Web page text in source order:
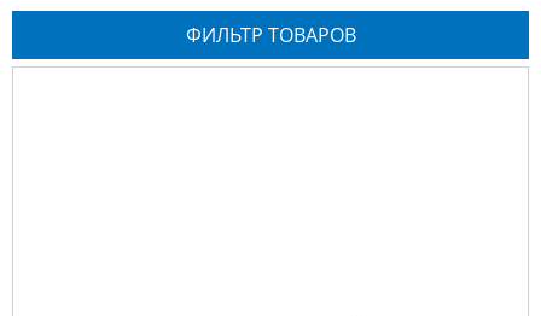
ФИЛЬТР ТОВАРОВ